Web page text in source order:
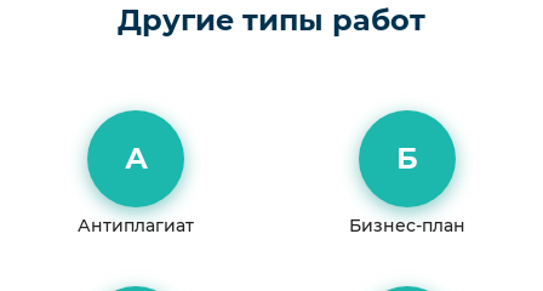
Другие типы работ
А
Антиплагиат
Б
Бизнес-план